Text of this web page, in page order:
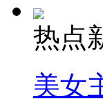
热点
美女